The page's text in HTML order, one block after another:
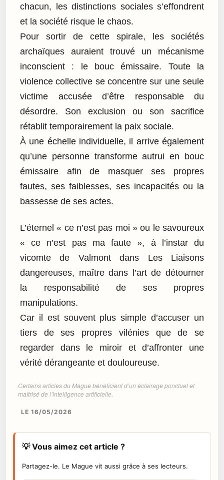
chacun, les distinctions sociales s’effondrent
et la société risque le chaos.
Pour sortir de cette spirale, les sociétés
archaïques auraient trouvé un mécanisme
inconscient : le bouc émissaire. Toute la
violence collective se concentre sur une seule
victime accusée d’être responsable du
désordre. Son exclusion ou son sacrifice
rétablit temporairement la paix sociale.
À une échelle individuelle, il arrive également
qu’une personne transforme autrui en bouc
émissaire afin de masquer ses propres
fautes, ses faiblesses, ses incapacités ou la
bassesse de ses actes.
L’éternel « ce n’est pas moi » ou le savoureux
« ce n’est pas ma faute », à l’instar du
vicomte de Valmont dans Les Liaisons
dangereuses, maître dans l’art de détourner
la responsabilité de ses propres
manipulations.
Car il est souvent plus simple d’accuser un
tiers de ses propres vilénies que de se
regarder dans le miroir et d’affronter une
vérité dérangeante et douloureuse.
Certains articles du Mague bénéficient d’un éclairage ponctuel et
maîtrisé de l’intelligence artificielle.
LE 16/05/2026
💡 Vous aimez cet article ?
Partagez-le. Le Mague vit aussi grâce à ses lecteurs.